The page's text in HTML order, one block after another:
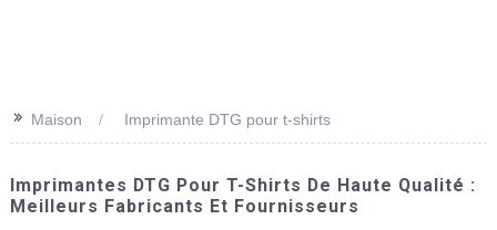
>> Maison Imprimante DTG pour t-shirts
Imprimantes DTG Pour T-Shirts De Haute Qualité :
Meilleurs Fabricants Et Fournisseurs